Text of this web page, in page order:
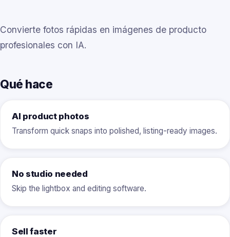
Convierte fotos rápidas en imágenes de producto
profesionales con IA.
Qué hace
AI product photos
Transform quick snaps into polished, listing-ready images.
No studio needed
Skip the lightbox and editing software.
Sell faster